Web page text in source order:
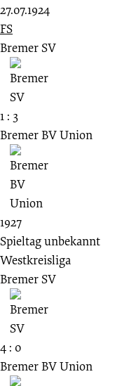
27.07.1924
FS
Bremer SV
1 : 3
Bremer BV Union
1927
Spieltag unbekannt
Westkreisliga
Bremer SV
4 : 0
Bremer BV Union